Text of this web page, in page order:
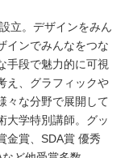
立。デザインをみん
インでみんなをつな
手段で魅力的に可視
え、グラフィックや
々な分野で展開して
大学特別講師。グッ
金賞、SDA賞 優秀